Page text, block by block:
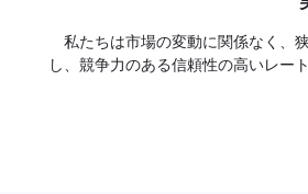
私たちは市場の変動に関係なく、
し、競争力のある信頼性の高いレー